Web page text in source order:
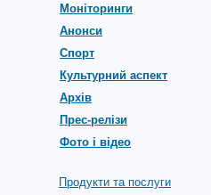
Моніторинги
Анонси
Спорт
Культурний аспект
Архів
Прес-релізи
Фото і відео
Продукти та послуги